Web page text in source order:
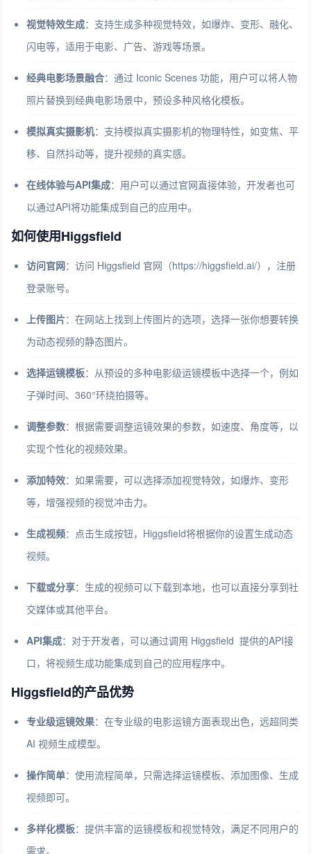
视觉特效生成：支持生成多种视觉特效，如爆炸、变形、融化、
闪电等，适用于电影、广告、游戏等场景。
经典电影场景融合：通过 Iconic Scenes 功能，用户可以将人物
照片替换到经典电影场景中，预设多种风格化模板。
模拟真实摄影机：支持模拟真实摄影机的物理特性，如变焦、平
移、自然抖动等，提升视频的真实感。
在线体验与API集成：用户可以通过官网直接体验，开发者也可
以通过API将功能集成到自己的应用中。
如何使用Higgsfield
访问官网：访问 Higgsfield 官网（https://higgsfield.ai/），注册
登录账号。
上传图片：在网站上找到上传图片的选项，选择一张你想要转换
为动态视频的静态图片。
选择运镜模板：从预设的多种电影级运镜模板中选择一个，例如
子弹时间、360°环绕拍摄等。
调整参数：根据需要调整运镜效果的参数，如速度、角度等，以
实现个性化的视频效果。
添加特效：如果需要，可以选择添加视觉特效，如爆炸、变形
等，增强视频的视觉冲击力。
生成视频：点击生成按钮，Higgsfield将根据你的设置生成动态
视频。
下载或分享：生成的视频可以下载到本地，也可以直接分享到社
交媒体或其他平台。
API集成：对于开发者，可以通过调用 Higgsfield 提供的API接
口，将视频生成功能集成到自己的应用程序中。
Higgsfield的产品优势
专业级运镜效果：在专业级的电影运镜方面表现出色，远超同类
AI 视频生成模型。
操作简单：使用流程简单，只需选择运镜模板、添加图像、生成
视频即可。
多样化模板：提供丰富的运镜模板和视觉特效，满足不同用户的
需求。